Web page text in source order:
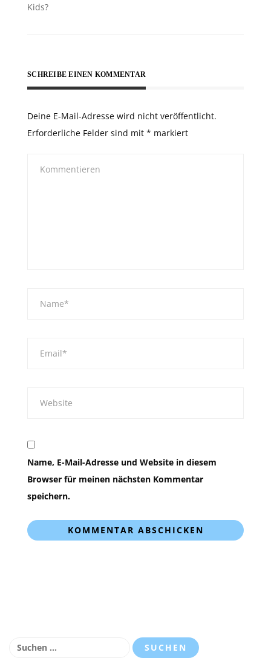
Kids?
SCHREIBE EINEN KOMMENTAR
Deine E-Mail-Adresse wird nicht veröffentlicht.
Erforderliche Felder sind mit * markiert
Name, E-Mail-Adresse und Website in diesem
Browser für meinen nächsten Kommentar
speichern.
Suchen